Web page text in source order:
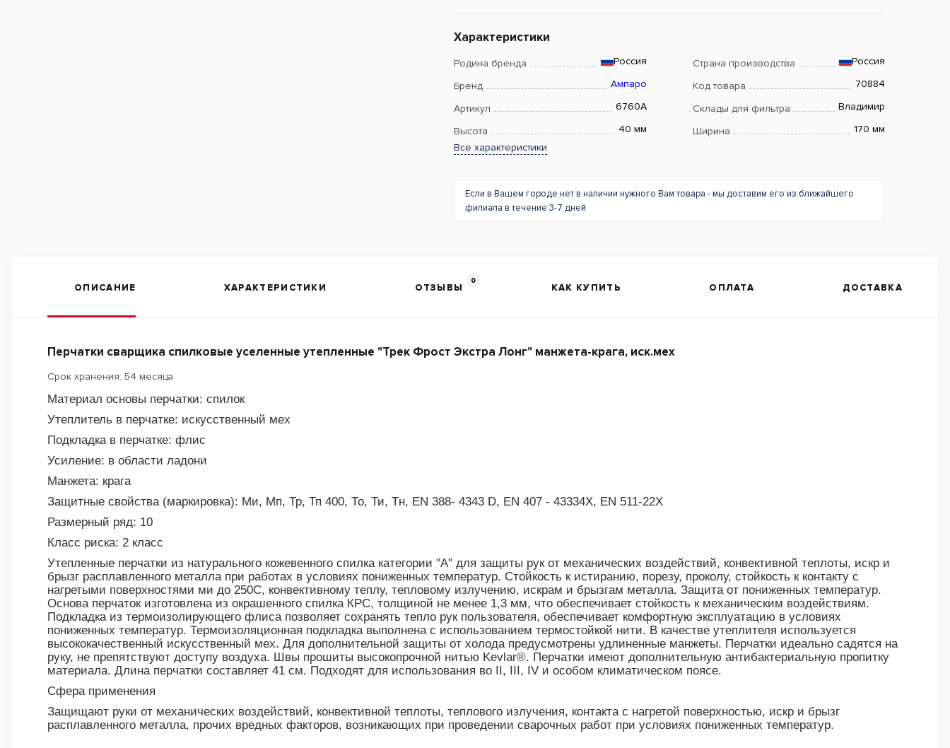
Характеристики
Родина бренда Россия Страна производства Россия
Бренд Ампаро Код товара 70884
Артикул 6760A Склады для фильтра Владимир
Высота 40 мм Ширина
170 мм
Все характеристики
Если в Вашем городе нет в наличии нужного Вам товара - мы доставим его из ближайшего
филиала в течение 3-7 дней
ОПИСАНИЕ ХАРАКТЕРИСТИКИ ОТЗЫВЫ
0
КАК КУПИТЬ ОПЛАТА ДОСТАВКА
Перчатки сварщика спилковые уселенные утепленные "Трек Фрост Экстра Лонг" манжета-крага, иск.мех
Срок хранения: 54 месяца
Материал основы перчатки: спилок
Утеплитель в перчатке: искусственный мех
Подкладка в перчатке: флис
Усиление: в области ладони
Манжета: крага
Защитные свойства (маркировка): Ми, Мп, Тр, Тп 400, То, Ти, Тн, EN 388- 4343 D, EN 407 - 43334X, EN 511-22Х
Размерный ряд: 10
Класс риска: 2 класс
Утепленные перчатки из натурального кожевенного спилка категории "А" для защиты рук от механических воздействий, конвективной теплоты, искр и
брызг расплавленного металла при работах в условиях пониженных температур. Стойкость к истиранию, порезу, проколу, стойкость к контакту с
нагретыми поверхностями ми до 250С, конвективному теплу, тепловому излучению, искрам и брызгам металла. Защита от пониженных температур.
Основа перчаток изготовлена из окрашенного спилка КРС, толщиной не менее 1,3 мм, что обеспечивает стойкость к механическим воздействиям.
Подкладка из термоизолирующего флиса позволяет сохранять тепло рук пользователя, обеспечивает комфортную эксплуатацию в условиях
пониженных температур. Термоизоляционная подкладка выполнена с использованием термостойкой нити. В качестве утеплителя используется
высококачественный искусственный мех. Для дополнительной защиты от холода предусмотрены удлиненные манжеты. Перчатки идеально садятся на
руку, не препятствуют доступу воздуха. Швы прошиты высокопрочной нитью Kevlar®. Перчатки имеют дополнительную антибактериальную пропитку
материала. Длина перчатки составляет 41 см. Подходят для использования во II, III, IV и особом климатическом поясе.
Сфера применения
Защищают руки от механических воздействий, конвективной теплоты, теплового излучения, контакта с нагретой поверхностью, искр и брызг
расплавленного металла, прочих вредных факторов, возникающих при проведении сварочных работ при условиях пониженных температур.